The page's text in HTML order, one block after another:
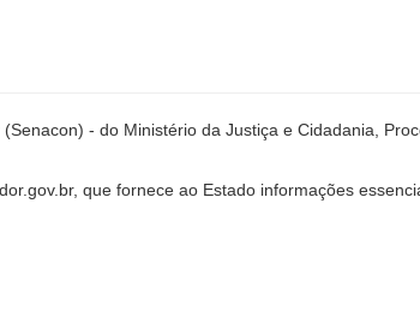
- do Ministério da Justiça e Cidadania,
que fornece ao Estado informações